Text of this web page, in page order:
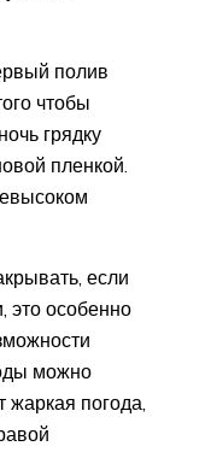
полив
чтобы
грядку
пленкой.
если
это особенно
можно
жаркая погода,